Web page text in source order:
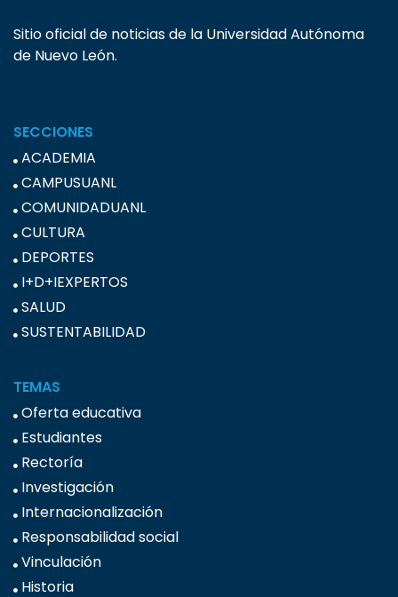
Sitio oficial de noticias de la Universidad Autónoma
de Nuevo León.
SECCIONES
ACADEMIA
CAMPUSUANL
COMUNIDADUANL
CULTURA
DEPORTES
I+D+IEXPERTOS
SALUD
SUSTENTABILIDAD
TEMAS
Oferta educativa
Estudiantes
Rectoría
Investigación
Internacionalización
Responsabilidad social
Vinculación
Historia